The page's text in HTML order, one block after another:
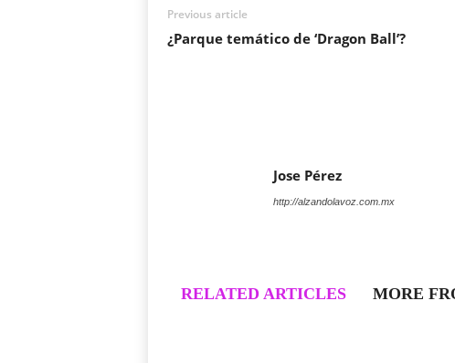
Previous article
¿Parque temático de ‘Dragon Ball’?
Jose Pérez
http://alzandolavoz.com.mx
RELATED ARTICLES MORE